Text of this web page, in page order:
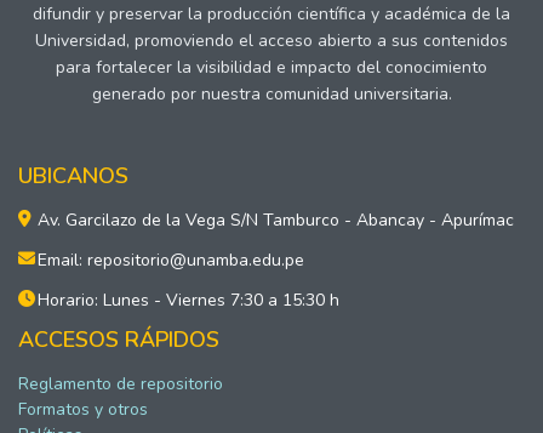
difundir y preservar la producción científica y académica de la
Universidad, promoviendo el acceso abierto a sus contenidos
para fortalecer la visibilidad e impacto del conocimiento
generado por nuestra comunidad universitaria.
UBICANOS
Av. Garcilazo de la Vega S/N Tamburco - Abancay - Apurímac
Email: repositorio@unamba.edu.pe
Horario: Lunes - Viernes 7:30 a 15:30 h
ACCESOS RÁPIDOS
Reglamento de repositorio
Formatos y otros